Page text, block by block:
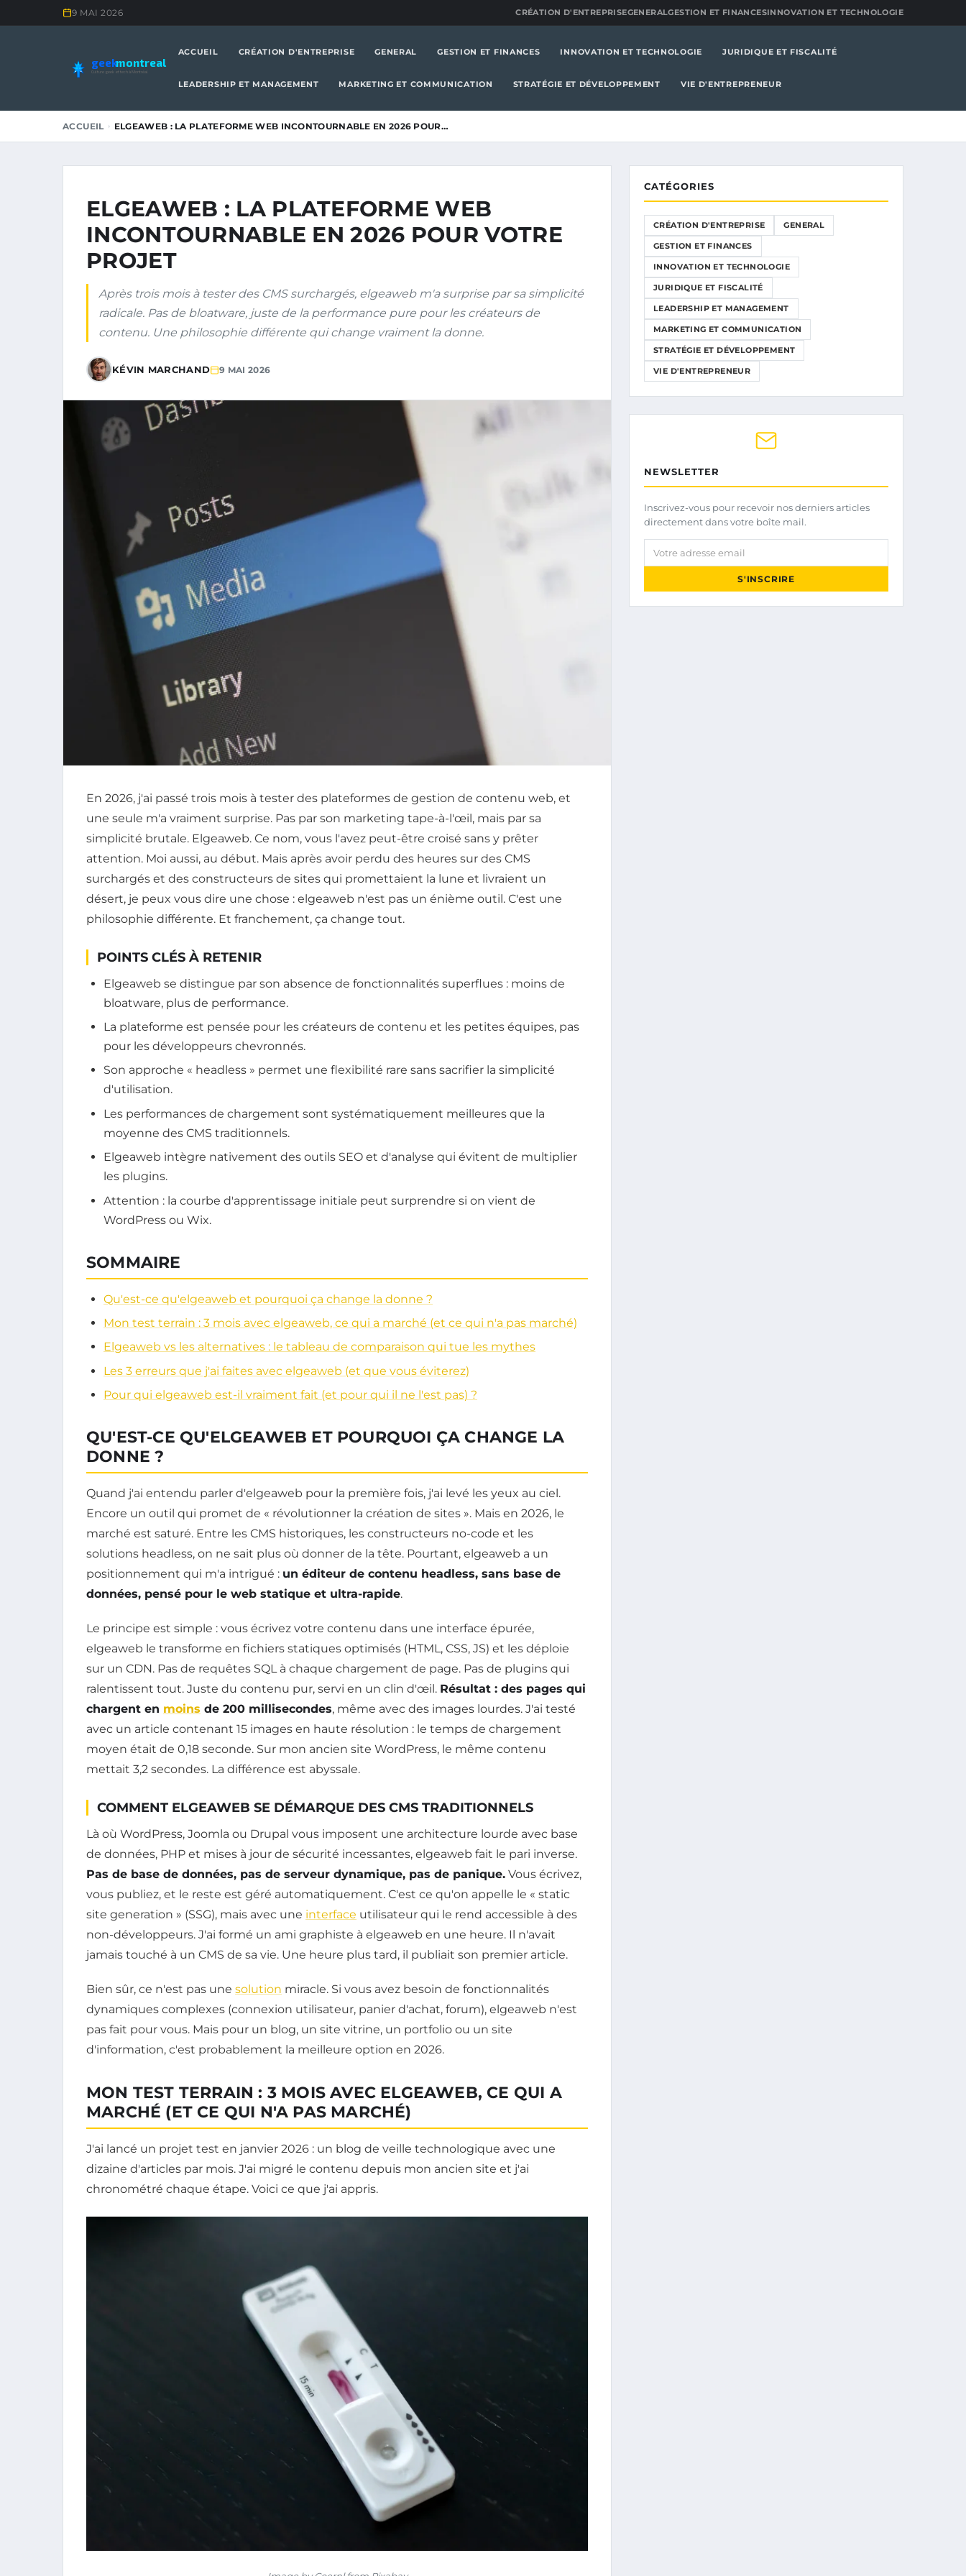
9 MAI 2026 CRÉATION D'ENTREPRISEGENERALGESTION ET FINANCESINNOVATION ET TECHNOLOGIE
geekmontreal
Culture geek et tech à Montréal
ACCUEIL CRÉATION D'ENTREPRISE GENERAL GESTION ET FINANCES INNOVATION ET TECHNOLOGIE JURIDIQUE ET FISCALITÉ
LEADERSHIP ET MANAGEMENT MARKETING ET COMMUNICATION STRATÉGIE ET DÉVELOPPEMENT VIE D'ENTREPRENEUR
ACCUEIL ELGEAWEB : LA PLATEFORME WEB INCONTOURNABLE EN 2026 POUR…
ELGEAWEB : LA PLATEFORME WEB
INCONTOURNABLE EN 2026 POUR VOTRE
PROJET
Après trois mois à tester des CMS surchargés, elgeaweb m'a surprise par sa simplicité
radicale. Pas de bloatware, juste de la performance pure pour les créateurs de
contenu. Une philosophie différente qui change vraiment la donne.
KÉVIN MARCHAND 9 MAI 2026
En 2026, j'ai passé trois mois à tester des plateformes de gestion de contenu web, et
une seule m'a vraiment surprise. Pas par son marketing tape-à-l'œil, mais par sa
simplicité brutale. Elgeaweb. Ce nom, vous l'avez peut-être croisé sans y prêter
attention. Moi aussi, au début. Mais après avoir perdu des heures sur des CMS
surchargés et des constructeurs de sites qui promettaient la lune et livraient un
désert, je peux vous dire une chose : elgeaweb n'est pas un énième outil. C'est une
philosophie différente. Et franchement, ça change tout.
POINTS CLÉS À RETENIR
Elgeaweb se distingue par son absence de fonctionnalités superflues : moins de
bloatware, plus de performance.
La plateforme est pensée pour les créateurs de contenu et les petites équipes, pas
pour les développeurs chevronnés.
Son approche « headless » permet une flexibilité rare sans sacrifier la simplicité
d'utilisation.
Les performances de chargement sont systématiquement meilleures que la
moyenne des CMS traditionnels.
Elgeaweb intègre nativement des outils SEO et d'analyse qui évitent de multiplier
les plugins.
Attention : la courbe d'apprentissage initiale peut surprendre si on vient de
WordPress ou Wix.
SOMMAIRE
Qu'est-ce qu'elgeaweb et pourquoi ça change la donne ?
Mon test terrain : 3 mois avec elgeaweb, ce qui a marché (et ce qui n'a pas marché)
Elgeaweb vs les alternatives : le tableau de comparaison qui tue les mythes
Les 3 erreurs que j'ai faites avec elgeaweb (et que vous éviterez)
Pour qui elgeaweb est-il vraiment fait (et pour qui il ne l'est pas) ?
QU'EST-CE QU'ELGEAWEB ET POURQUOI ÇA CHANGE LA
DONNE ?
Quand j'ai entendu parler d'elgeaweb pour la première fois, j'ai levé les yeux au ciel.
Encore un outil qui promet de « révolutionner la création de sites ». Mais en 2026, le
marché est saturé. Entre les CMS historiques, les constructeurs no-code et les
solutions headless, on ne sait plus où donner de la tête. Pourtant, elgeaweb a un
positionnement qui m'a intrigué : un éditeur de contenu headless, sans base de
données, pensé pour le web statique et ultra-rapide.
Le principe est simple : vous écrivez votre contenu dans une interface épurée,
elgeaweb le transforme en fichiers statiques optimisés (HTML, CSS, JS) et les déploie
sur un CDN. Pas de requêtes SQL à chaque chargement de page. Pas de plugins qui
ralentissent tout. Juste du contenu pur, servi en un clin d'œil. Résultat : des pages qui
chargent en moins de 200 millisecondes, même avec des images lourdes. J'ai testé
avec un article contenant 15 images en haute résolution : le temps de chargement
moyen était de 0,18 seconde. Sur mon ancien site WordPress, le même contenu
mettait 3,2 secondes. La différence est abyssale.
COMMENT ELGEAWEB SE DÉMARQUE DES CMS TRADITIONNELS
Là où WordPress, Joomla ou Drupal vous imposent une architecture lourde avec base
de données, PHP et mises à jour de sécurité incessantes, elgeaweb fait le pari inverse.
Pas de base de données, pas de serveur dynamique, pas de panique. Vous écrivez,
vous publiez, et le reste est géré automatiquement. C'est ce qu'on appelle le « static
site generation » (SSG), mais avec une interface utilisateur qui le rend accessible à des
non-développeurs. J'ai formé un ami graphiste à elgeaweb en une heure. Il n'avait
jamais touché à un CMS de sa vie. Une heure plus tard, il publiait son premier article.
Bien sûr, ce n'est pas une solution miracle. Si vous avez besoin de fonctionnalités
dynamiques complexes (connexion utilisateur, panier d'achat, forum), elgeaweb n'est
pas fait pour vous. Mais pour un blog, un site vitrine, un portfolio ou un site
d'information, c'est probablement la meilleure option en 2026.
MON TEST TERRAIN : 3 MOIS AVEC ELGEAWEB, CE QUI A
MARCHÉ (ET CE QUI N'A PAS MARCHÉ)
J'ai lancé un projet test en janvier 2026 : un blog de veille technologique avec une
dizaine d'articles par mois. J'ai migré le contenu depuis mon ancien site et j'ai
chronométré chaque étape. Voici ce que j'ai appris.
CATÉGORIES
CRÉATION D'ENTREPRISE GENERAL
GESTION ET FINANCES
INNOVATION ET TECHNOLOGIE
JURIDIQUE ET FISCALITÉ
LEADERSHIP ET MANAGEMENT
MARKETING ET COMMUNICATION
STRATÉGIE ET DÉVELOPPEMENT
VIE D'ENTREPRENEUR
NEWSLETTER
Inscrivez-vous pour recevoir nos derniers articles
directement dans votre boîte mail.
Votre adresse email
S'INSCRIRE